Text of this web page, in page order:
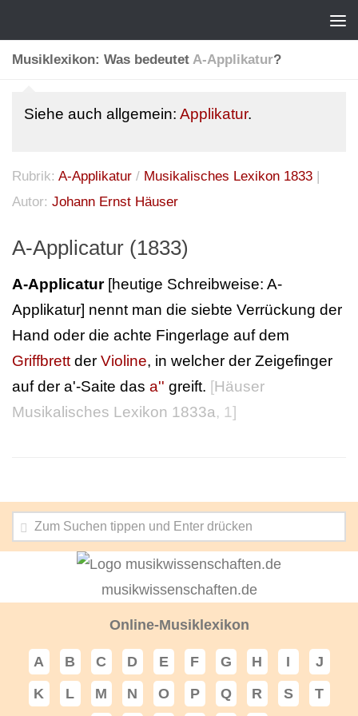
Musiklexikon: Was bedeutet A-Applikatur?
Siehe auch allgemein: Applikatur.
Rubrik: A-Applikatur / Musikalisches Lexikon 1833
Autor: Johann Ernst Häuser
A-Applicatur (1833)
A-Applicatur[heutige Schreibweise: A-
Applikatur] nennt man die siebte Verrückung der
Hand oder die achte Fingerlage auf dem
Griffbrett der Violine, in welcher der Zeigefinger
auf der a'-Saite das a'' greift. [Häuser
Musikalisches Lexikon 1833a, 1]
musikwissenschaften.de
Online-Musiklexikon
A B C D E F G H I
J
K
L M N O P Q R S T